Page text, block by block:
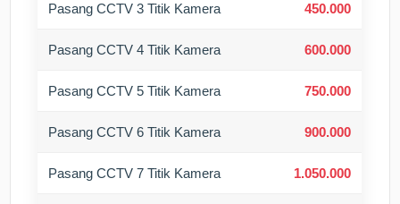
Pasang CCTV 3 Titik Kamera 450.000
Pasang CCTV 4 Titik Kamera 600.000
Pasang CCTV 5 Titik Kamera 750.000
Pasang CCTV 6 Titik Kamera 900.000
Pasang CCTV 7 Titik Kamera 1.050.000